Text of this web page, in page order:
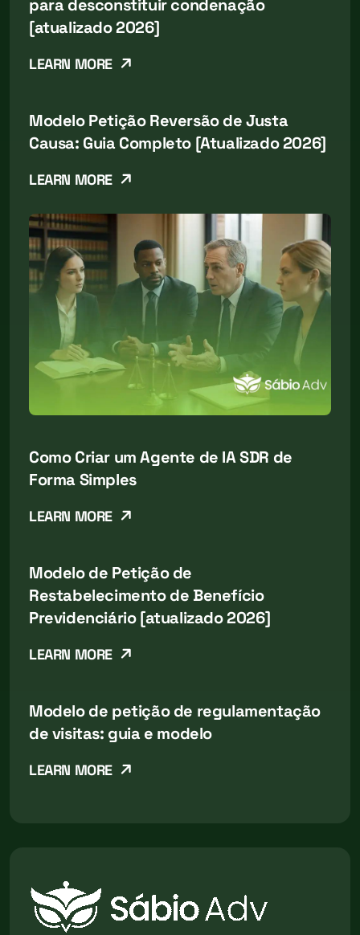
para desconstituir condenação
[atualizado 2026]
LEARN MORE
Modelo Petição Reversão de Justa
Causa: Guia Completo [Atualizado 2026]
LEARN MORE
Como Criar um Agente de IA SDR de
Forma Simples
LEARN MORE
Modelo de Petição de
Restabelecimento de Benefício
Previdenciário [atualizado 2026]
LEARN MORE
Modelo de petição de regulamentação
de visitas: guia e modelo
LEARN MORE